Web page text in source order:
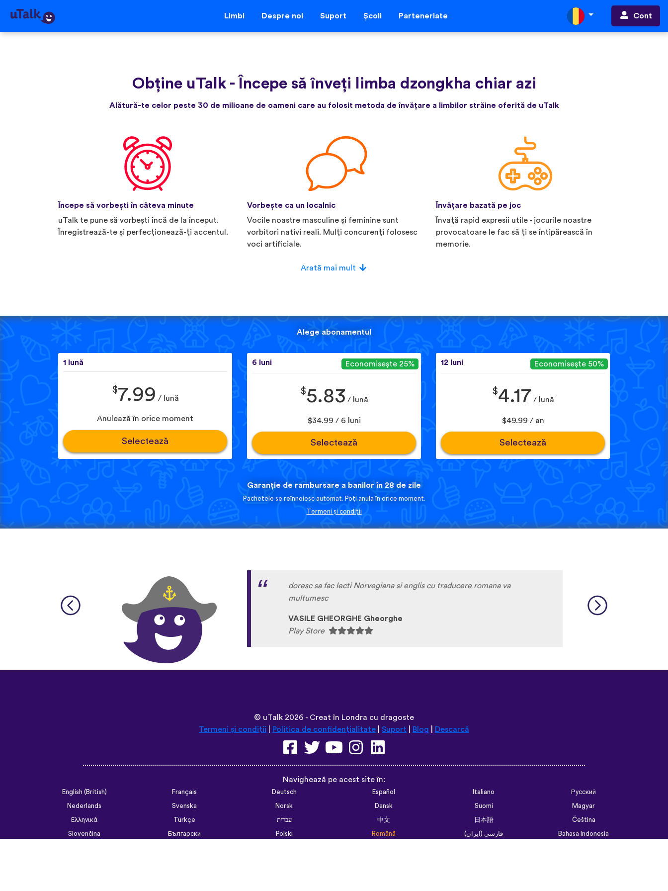
Limbi Despre noi Suport Școli Parteneriate Cont
Obține uTalk - Începe să înveți limba dzongkha chiar azi
Alătură-te celor peste 30 de milioane de oameni care au folosit metoda de învățare a limbilor străine oferită de uTalk
Începe să vorbești în câteva minute
uTalk te pune să vorbești încă de la început.
Înregistrează-te și perfecționează-ți accentul.
Vorbește ca un localnic
Vocile noastre masculine și feminine sunt
vorbitori nativi reali. Mulți concurenți folosesc
voci artificiale.
Învățare bazată pe joc
Învață rapid expresii utile - jocurile noastre
provocatoare le fac să ți se întipărească în
memorie.
Arată mai mult
Alege abonamentul
1 lună
$7.99 / lună
Anulează în orice moment
Selectează
6 luni Economisește 25%
$5.83 / lună
$34.99 / 6 luni
Selectează
12 luni Economisește 50%
$4.17 / lună
$49.99 / an
Selectează
Garanție de rambursare a banilor în 28 de zile
Pachetele se reînnoiesc automat. Poți anula în orice moment.
Termeni și condiții
doresc sa fac lecti Norvegiana si englis cu traducere romana va
multumesc
VASILE GHEORGHE Gheorghe
Play Store
© uTalk 2026 - Creat în Londra cu dragoste
Termeni și condiții
Politica de confidențialitate Suport Blog Descarcă
Navighează pe acest site în:
English (British) Français Deutsch Español Italiano
Русский
Nederlands
Svenska Norsk Dansk Suomi
Magyar
Ελληνικά
Türkçe עברית 中文 日本語
Čeština
Slovenčina
Български Polski Română فارسی (ایران)
Bahasa Indonesia